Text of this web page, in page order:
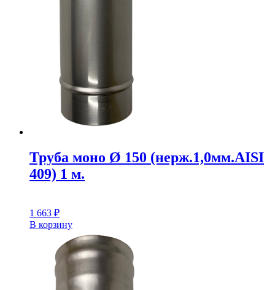
Труба моно Ø 150 (нерж.1,0мм.AISI
409) 1 м.
1 663 ₽
В корзину